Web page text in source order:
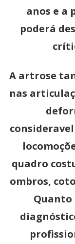
anos e a
poderá
A artrose
nas
quadro
ombros,
Quanto